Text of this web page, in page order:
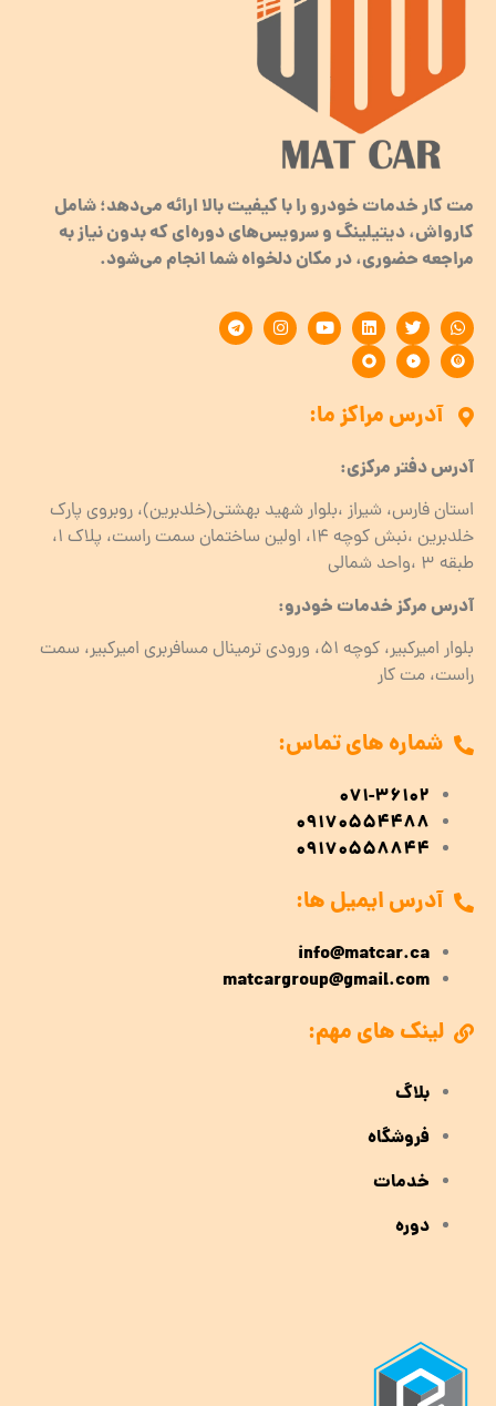
مت کار خدمات خودرو را با کیفیت بالا ارائه می‌دهد؛ شامل
کارواش، دیتیلینگ و سرویس‌های دوره‌ای که بدون نیاز به
مراجعه حضوری، در مکان دلخواه شما انجام می‌شود.
آدرس مراکز ما:
آدرس دفتر مرکزی:
استان فارس، شیراز ،بلوار شهید بهشتی(خلدبرین)، روبروی پارک
خلدبرین ،نبش کوچه ۱۴، اولین ساختمان سمت راست، پلاک 1،
طبقه ۳ ،واحد شمالی
آدرس مرکز خدمات خودرو:
بلوار امیرکبیر، کوچه 51، ورودی ترمینال مسافربری امیرکبیر، سمت
راست، مت کار
شماره های تماس:
071-36102
09170554488
09170558844
آدرس ایمیل ها:
info@matcar.ca
matcargroup@gmail.com
لینک های مهم:
بلاگ
فروشگاه
خدمات
دوره